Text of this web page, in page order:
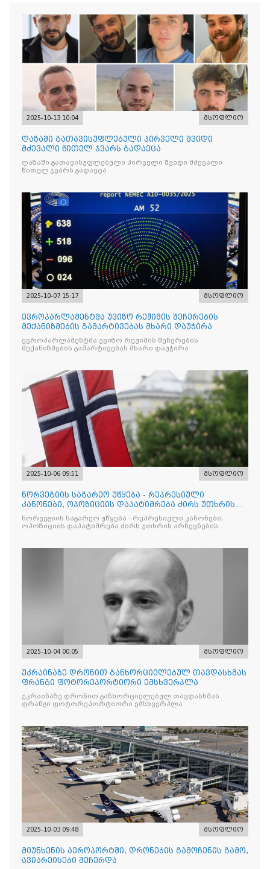
2025-10-13 10:04 მსოფლიო
ღაზაში გათავისუფლებული პირველი შვიდი
მძევალი წითელ ჯვარს გადაეცა
ღაზაში გათავისუფლებული პირველი შვიდი მძევალი
წითელ ჯვარს გადაეცა
2025-10-07 15:17 მსოფლიო
ევროპარლამენტმა უვიზო რეჟიმის შეჩერების
მექანიზმების გამარტივებას მხარი დაუჭირა
ევროპარლამენტმა უვიზო რეჟიმის შეჩერების
მექანიზმების გამარტივებას მხარი დაუჭირა
2025-10-06 09:51 მსოფლიო
ნორვეგიის საგარეო უწყება - რეპრესიული
კანონები, ოპოზიციის დაპატიმრება ძირს უთხრის
არჩევნების ნდობას
ნორვეგიის საგარეო უწყება - რეპრესიული კანონები,
ოპოზიციის დაპატიმრება ძირს უთხრის არჩევნების
2025-10-04 00:05 მსოფლიო
უკრაინაზე დრონით განხორციელებულ თავდასხმას
ფრანგი ფოტორეპორტიორი ემსხვერპლა
უკრაინაზე დრონით განხორციელებულ თავდასხმას
ფრანგი ფოტორეპორტიორი ემსხვერპლა
2025-10-03 09:48 მსოფლიო
მიუნხენის აეროპორტში, დრონების გამოჩენის გამო,
ავიარეისები შეჩერდა